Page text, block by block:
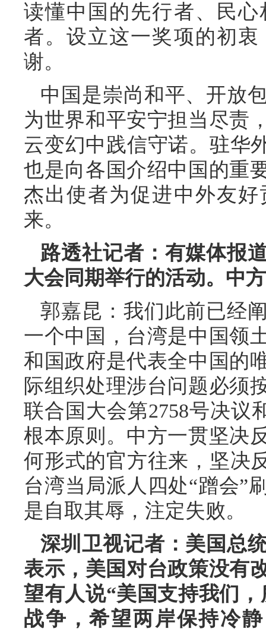
读懂中国的先行者、民
者。设立这一奖项的初
谢。
中国是崇尚和平、开放
为世界和平安宁担当尽责
云变幻中践信守诺。驻华
也是向各国介绍中国的重
杰出使者为促进中外友
来。
路透社记者：有媒体报
大会同期举行的活动。中
郭嘉昆：我们此前已经
一个中国，台湾是中国领
和国政府是代表全中国的
际组织处理涉台问题必须
联合国大会第2758号决议
根本原则。中方一贯坚决
何形式的官方往来，坚决
台湾当局派人四处“蹭会”
是自取其辱，注定失败。
深圳卫视记者：美国总
表示，美国对台政策没有
望有人说“美国支持我们
战争，希望两岸保持冷